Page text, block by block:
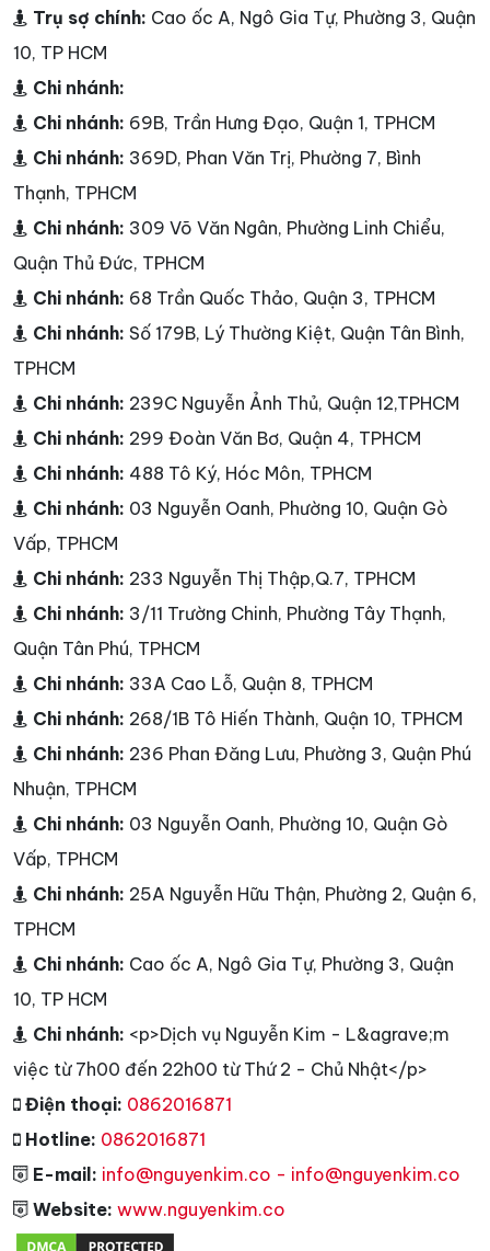
Trụ sợ chính: Cao ốc A, Ngô Gia Tự, Phường 3, Quận
10, TP HCM
Chi nhánh:
Chi nhánh: 69B, Trần Hưng Đạo, Quận 1, TPHCM
Chi nhánh: 369D, Phan Văn Trị, Phường 7, Bình
Thạnh, TPHCM
Chi nhánh: 309 Võ Văn Ngân, Phường Linh Chiểu,
Quận Thủ Đức, TPHCM
Chi nhánh: 68 Trần Quốc Thảo, Quận 3, TPHCM
Chi nhánh: Số 179B, Lý Thường Kiệt, Quận Tân Bình,
TPHCM
Chi nhánh: 239C Nguyễn Ảnh Thủ, Quận 12,TPHCM
Chi nhánh: 299 Đoàn Văn Bơ, Quận 4, TPHCM
Chi nhánh: 488 Tô Ký, Hóc Môn, TPHCM
Chi nhánh: 03 Nguyễn Oanh, Phường 10, Quận Gò
Vấp, TPHCM
Chi nhánh: 233 Nguyễn Thị Thập,Q.7, TPHCM
Chi nhánh: 3/11 Trường Chinh, Phường Tây Thạnh,
Quận Tân Phú, TPHCM
Chi nhánh: 33A Cao Lỗ, Quận 8, TPHCM
Chi nhánh: 268/1B Tô Hiến Thành, Quận 10, TPHCM
Chi nhánh: 236 Phan Đăng Lưu, Phường 3, Quận Phú
Nhuận, TPHCM
Chi nhánh: 03 Nguyễn Oanh, Phường 10, Quận Gò
Vấp, TPHCM
Chi nhánh: 25A Nguyễn Hữu Thận, Phường 2, Quận 6,
TPHCM
Chi nhánh: Cao ốc A, Ngô Gia Tự, Phường 3, Quận
10, TP HCM
Chi nhánh: <p>Dịch vụ Nguyễn Kim - L&agrave;m
việc từ 7h00 đến 22h00 từ Thứ 2 - Chủ Nhật</p>
Điện thoại: 0862016871
Hotline: 0862016871
E-mail: info@nguyenkim.co - info@nguyenkim.co
Website: www.nguyenkim.co